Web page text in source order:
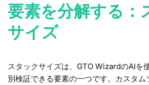
要素を分解する：
サイズ
スタックサイズは、GTO WizardのAIを
別検証できる要素の一つです。カスタム